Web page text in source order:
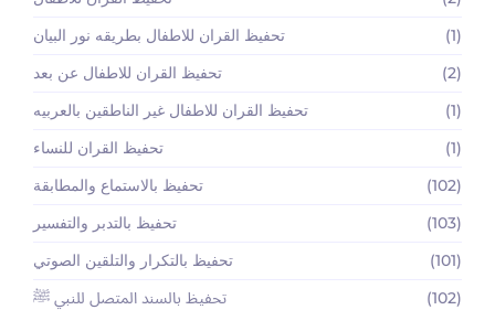
تحفيظ القران للاطفال بطريقه نور البيان
(1)
تحفيظ القران للاطفال عن بعد
(2)
تحفيظ القران للاطفال غير الناطقين بالعربيه
(1)
تحفيظ القران للنساء
(1)
تحفيظ بالاستماع والمطابقة
(102)
تحفيظ بالتدبر والتفسير
(103)
تحفيظ بالتكرار والتلقين الصوتي
(101)
تحفيظ بالسند المتصل للنبي ﷺ
(102)